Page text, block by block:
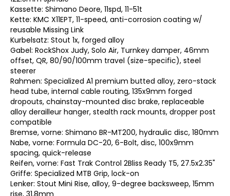
Kassette: Shimano Deore, 11spd, 11-51t
Kette: KMC X11EPT, 11-speed, anti-corrosion coating w/
reusable Missing Link
Kurbelsatz: Stout 1x, forged alloy
Gabel: RockShox Judy, Solo Air, Turnkey damper, 46mm
offset, QR, 80/90/100mm travel (size-specific), steel
steerer
Rahmen: Specialized A1 premium butted alloy, zero-stack
head tube, internal cable routing, 135x9mm forged
dropouts, chainstay-mounted disc brake, replaceable
alloy derailleur hanger, stealth rack mounts, dropper post
compatible
Bremse, vorne: Shimano BR-MT200, hydraulic disc, 180mm
Nabe, vorne: Formula DC-20, 6-Bolt, disc, 100x9mm
spacing, quick-release
Reifen, vorne: Fast Trak Control 2Bliss Ready T5, 27.5x2.35"
Griffe: Specialized MTB Grip, lock-on
Lenker: Stout Mini Rise, alloy, 9-degree backsweep, 15mm
rise, 31.8mm